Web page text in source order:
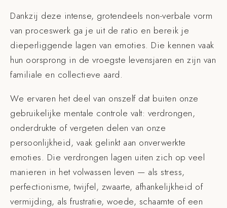
Dankzij deze intense, grotendeels non-verbale vorm
van proceswerk ga je uit de ratio en bereik je
dieperliggende lagen van emoties. Die kennen vaak
hun oorsprong in de vroegste levensjaren en zijn van
familiale en collectieve aard.
We ervaren het deel van onszelf dat buiten onze
gebruikelijke mentale controle valt: verdrongen,
onderdrukte of vergeten delen van onze
persoonlijkheid, vaak gelinkt aan onverwerkte
emoties. Die verdrongen lagen uiten zich op veel
manieren in het volwassen leven — als stress,
perfectionisme, twijfel, zwaarte, afhankelijkheid of
vermijding, als frustratie, woede, schaamte of een